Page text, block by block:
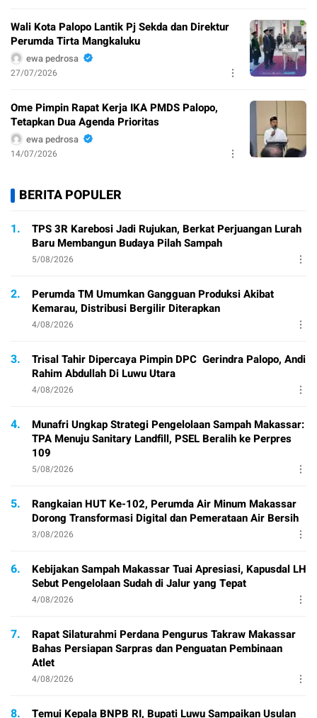
Wali Kota Palopo Lantik Pj Sekda dan Direktur
Perumda Tirta Mangkaluku
ewa pedrosa
27/07/2026
Ome Pimpin Rapat Kerja IKA PMDS Palopo,
Tetapkan Dua Agenda Prioritas
ewa pedrosa
14/07/2026
BERITA POPULER
1.
TPS 3R Karebosi Jadi Rujukan, Berkat Perjuangan Lurah
Baru Membangun Budaya Pilah Sampah
5/08/2026
2.
Perumda TM Umumkan Gangguan Produksi Akibat
Kemarau, Distribusi Bergilir Diterapkan
4/08/2026
3.
Trisal Tahir Dipercaya Pimpin DPC Gerindra Palopo, Andi
Rahim Abdullah Di Luwu Utara
4/08/2026
4.
Munafri Ungkap Strategi Pengelolaan Sampah Makassar:
TPA Menuju Sanitary Landfill, PSEL Beralih ke Perpres
109
5/08/2026
5.
Rangkaian HUT Ke-102, Perumda Air Minum Makassar
Dorong Transformasi Digital dan Pemerataan Air Bersih
3/08/2026
6.
Kebijakan Sampah Makassar Tuai Apresiasi, Kapusdal LH
Sebut Pengelolaan Sudah di Jalur yang Tepat
4/08/2026
7.
Rapat Silaturahmi Perdana Pengurus Takraw Makassar
Bahas Persiapan Sarpras dan Penguatan Pembinaan
Atlet
4/08/2026
8.
Temui Kepala BNPB RI, Bupati Luwu Sampaikan Usulan